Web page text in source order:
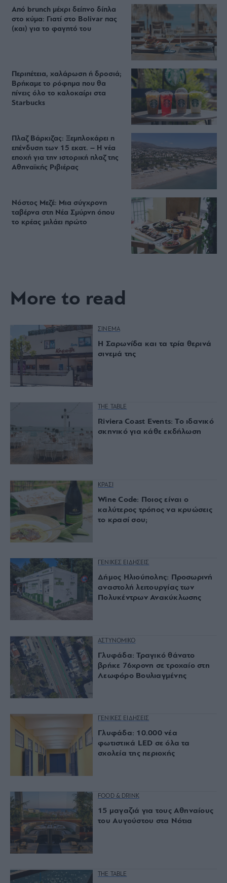
Από brunch μέχρι δείπνο δίπλα
στο κύμα: Γιατί στο Bolivar πας
(και) για το φαγητό του
Περιπέτεια, χαλάρωση ή δροσιά;
Βρήκαμε το ρόφημα που θα
πίνεις όλο το καλοκαίρι στα
Starbucks
Πλαζ Βάρκιζας: Ξεμπλοκάρει η
επένδυση των 15 εκατ. – Η νέα
εποχή για την ιστορική πλαζ της
Αθηναϊκής Ριβιέρας
Νόστος Μεζέ: Μια σύγχρονη
ταβέρνα στη Νέα Σμύρνη όπου
το κρέας μιλάει πρώτο
More to read
ΣΙΝΕΜΑ
Η Σαρωνίδα και τα τρία θερινά
σινεμά της
THE TABLE
Riviera Coast Events: Το ιδανικό
σκηνικό για κάθε εκδήλωση
ΚΡΑΣΙ
Wine Code: Ποιος είναι ο
καλύτερος τρόπος να κρυώσεις
το κρασί σου;
ΓΕΝΙΚΕΣ ΕΙΔΗΣΕΙΣ
Δήμος Ηλιούπολης: Προσωρινή
αναστολή λειτουργίας των
Πολυκέντρων Ανακύκλωσης
ΑΣΤΥΝΟΜΙΚΟ
Γλυφάδα: Τραγικό θάνατο
βρήκε 76χρονη σε τροχαίο στη
Λεωφόρο Βουλιαγμένης
ΓΕΝΙΚΕΣ ΕΙΔΗΣΕΙΣ
Γλυφάδα: 10.000 νέα
φωτιστικά LED σε όλα τα
σχολεία της περιοχής
FOOD & DRINK
15 μαγαζιά για τους Αθηναίους
του Αυγούστου στα Νότια
THE TABLE